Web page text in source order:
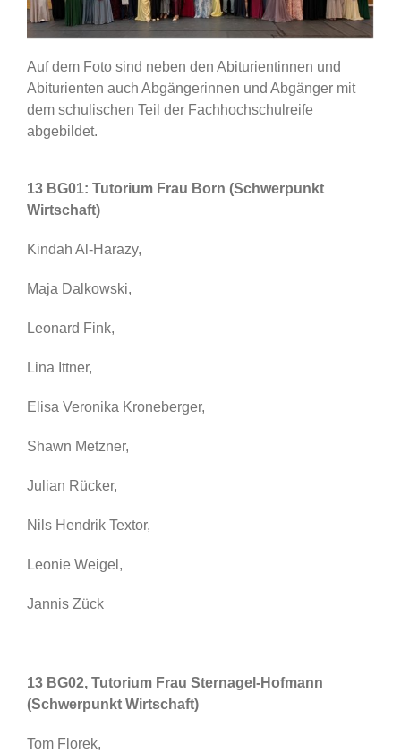
Auf dem Foto sind neben den Abiturientinnen und
Abiturienten auch Abgängerinnen und Abgänger mit
dem schulischen Teil der Fachhochschulreife
abgebildet.
13 BG01: Tutorium Frau Born (Schwerpunkt
Wirtschaft)
Kindah Al-Harazy,
Maja Dalkowski,
Leonard Fink,
Lina Ittner,
Elisa Veronika Kroneberger,
Shawn Metzner,
Julian Rücker,
Nils Hendrik Textor,
Leonie Weigel,
Jannis Zück
13 BG02, Tutorium Frau Sternagel-Hofmann
(Schwerpunkt Wirtschaft)
Tom Florek,